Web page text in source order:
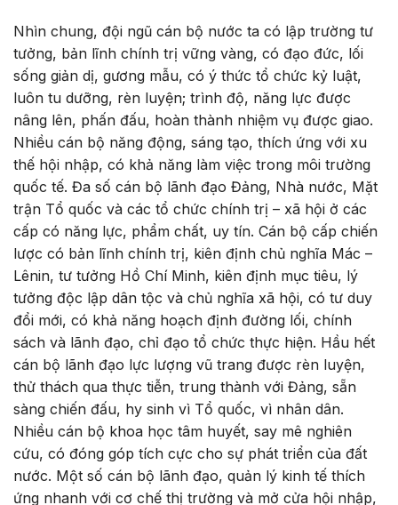
Nhìn chung, đội ngũ cán bộ nước ta có lập trường tư
tưởng, bản lĩnh chính trị vững vàng, có đạo đức, lối
sống giản dị, gương mẫu, có ý thức tổ chức kỷ luật,
luôn tu dưỡng, rèn luyện; trình độ, năng lực được
nâng lên, phấn đấu, hoàn thành nhiệm vụ được giao.
Nhiều cán bộ năng động, sáng tạo, thích ứng với xu
thế hội nhập, có khả năng làm việc trong môi trường
quốc tế. Đa số cán bộ lãnh đạo Đảng, Nhà nước, Mặt
trận Tổ quốc và các tổ chức chính trị – xã hội ở các
cấp có năng lực, phẩm chất, uy tín. Cán bộ cấp chiến
lược có bản lĩnh chính trị, kiên định chủ nghĩa Mác –
Lênin, tư tưởng Hồ Chí Minh, kiên định mục tiêu, lý
tưởng độc lập dân tộc và chủ nghĩa xã hội, có tư duy
đổi mới, có khả năng hoạch định đường lối, chính
sách và lãnh đạo, chỉ đạo tổ chức thực hiện. Hầu hết
cán bộ lãnh đạo lực lượng vũ trang được rèn luyện,
thử thách qua thực tiễn, trung thành với Đảng, sẵn
sàng chiến đấu, hy sinh vì Tổ quốc, vì nhân dân.
Nhiều cán bộ khoa học tâm huyết, say mê nghiên
cứu, có đóng góp tích cực cho sự phát triển của đất
nước. Một số cán bộ lãnh đạo, quản lý kinh tế thích
ứng nhanh với cơ chế thị trường và mở cửa hội nhập,